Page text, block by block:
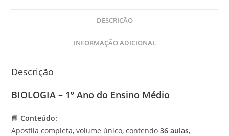
DESCRIÇÃO
INFORMAÇÃO ADICIONAL
Descrição
BIOLOGIA – 1º Ano do Ensino Médio
📘Conteúdo:
Apostila completa, volume único, contendo36 aulas,